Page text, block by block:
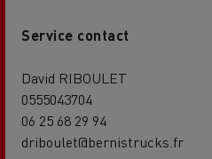
Service contact
David RIBOULET
0555043704
06 25 68 29 94
driboulet@bernistrucks.fr